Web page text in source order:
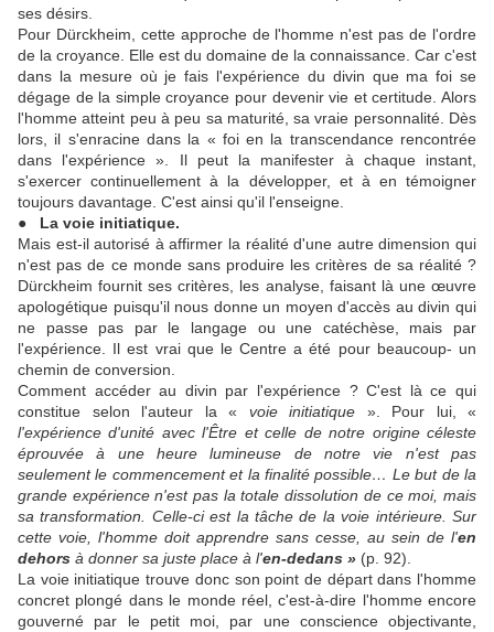
ses désirs.
Pour Dürckheim, cette approche de l'homme n'est pas de l'ordre
de la croyance. Elle est du domaine de la connaissance. Car c'est
dans la mesure où je fais l'expérience du divin que ma foi se
dégage de la simple croyance pour devenir vie et certitude. Alors
l'homme atteint peu à peu sa maturité, sa vraie personnalité. Dès
lors, il s'enracine dans la « foi en la transcendance rencontrée
dans l'expérience ». Il peut la manifester à chaque instant,
s'exercer continuellement à la développer, et à en témoigner
toujours davantage. C'est ainsi qu'il l'enseigne.
● La voie initiatique.
Mais est-il autorisé à affirmer la réalité d'une autre dimension qui
n'est pas de ce monde sans produire les critères de sa réalité ?
Dürckheim fournit ses critères, les analyse, faisant là une œuvre
apologétique puisqu'il nous donne un moyen d'accès au divin qui
ne passe pas par le langage ou une catéchèse, mais par
l'expérience. Il est vrai que le Centre a été pour beaucoup- un
chemin de conversion.
Comment accéder au divin par l'expérience ? C'est là ce qui
constitue selon l'auteur la « voie initiatique ». Pour lui, «
l'expérience d'unité avec l'Être et celle de notre origine céleste
éprouvée à une heure lumineuse de notre vie n'est pas
seulement le commencement et la finalité possible… Le but de la
grande expérience n'est pas la totale dissolution de ce moi, mais
sa transformation. Celle-ci est la tâche de la voie intérieure. Sur
cette voie, l'homme doit apprendre sans cesse, au sein de l'en
dehors à donner sa juste place à l'en-dedans » (p. 92).
La voie initiatique trouve donc son point de départ dans l'homme
concret plongé dans le monde réel, c'est-à-dire l'homme encore
gouverné par le petit moi, par une conscience objectivante,